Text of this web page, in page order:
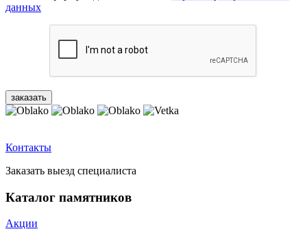
данных
Контакты
Заказать выезд специалиста
Каталог памятников
Акции